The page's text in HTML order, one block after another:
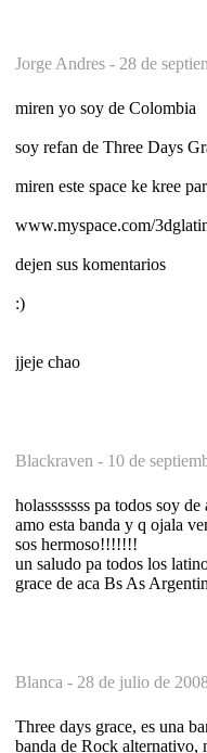
Jorge Andres - 28 de
miren yo soy de Colombia
soy refan de Three Days
miren este space ke kree
www.myspace.com/
dejen sus komentarios
:)
jjeje chao
Blackraven - 10 de
holasssssss pa todos soy
amo esta banda y q ojala
sos hermoso!!!!!!!
un saludo pa todos los
grace de aca Bs As
Blanca - 28 de julio de
Three days grace, es una
banda de Rock alternativo,